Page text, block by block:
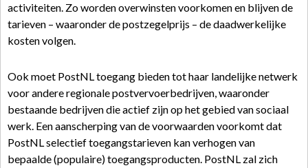
activiteiten. Zo worden overwinsten voorkomen en blijven de
tarieven – waaronder de postzegelprijs – de daadwerkelijke
kosten volgen.
Ook moet PostNL toegang bieden tot haar landelijke netwerk
voor andere regionale postvervoerbedrijven, waaronder
bestaande bedrijven die actief zijn op het gebied van sociaal
werk. Een aanscherping van de voorwaarden voorkomt dat
PostNL selectief toegangstarieven kan verhogen van
bepaalde (populaire) toegangsproducten. PostNL zal zich